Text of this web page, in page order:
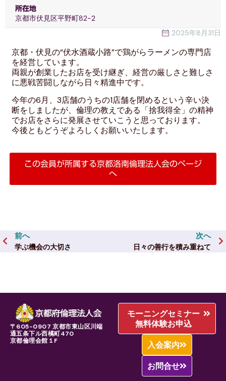
所在地
京都市伏見区平野町82-2
2025年8月31日
京都・伏見の“伏水酒蔵小路”で鶏がらラーメンの専門店
を経営しています。
両親が創業したお店を受け継ぎ、経営の厳しさと難しさ
に悪戦苦闘しながら日々精進中です。
今年の6月、3店舗のうちの1店舗を閉めるという辛い決
断をしましたが、倫理の教えである「捨我得全」の精神
でお店をさらに発展させていこうと思っております。
今後ともどうぞよろしくお願いいたします。
この会員が所属する京都洛南倫理法人会のページ
へ
前へ
学ぶ機会の大切さ
次へ
日々の善行を積み重ねて
〒605-0907 京都市東山区川端
通五条下ル西橘町470
京都倫理会館１F
モーニングセミナー
無料体験お申込
入会案内
お問合せ